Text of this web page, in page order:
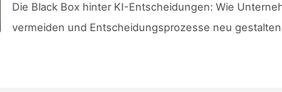
Die Black Box hinter KI-Entscheidungen: Wie
vermeiden und Entscheidungsprozesse neu